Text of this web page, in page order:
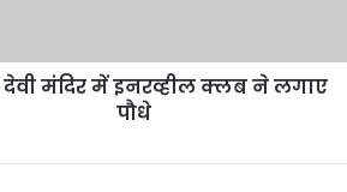
देवी मंदिर में इनरव्हील क्लब ने लगाए
पौधे